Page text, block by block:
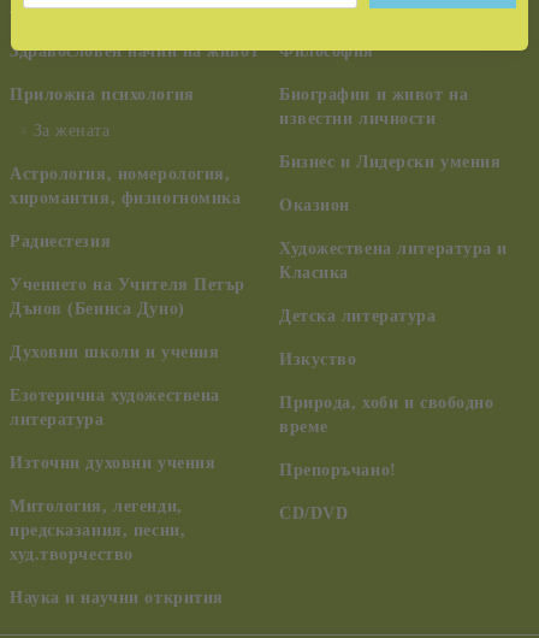
лечение
Здравословен начин на живот
Приложна психология
За жената
Астрология, номерология,
хиромантия, физиогномика
Радиестезия
Учението на Учителя Петър
Дънов (Беинса Дуно)
Духовни школи и учения
Езотерична художествена
литература
Източни духовни учения
Митология, легенди,
предсказания, песни,
худ.творчество
Наука и научни открития
ченълинг, НЛО
Философия
Биографии и живот на
известни личности
Бизнес и Лидерски умения
Оказион
Художествена литература и
Класика
Детска литература
Изкуство
Природа, хоби и свободно
време
Препоръчано!
CD/DVD